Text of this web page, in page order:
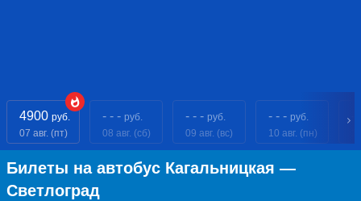
4900 руб.
07 авг. (пт)
- - - руб.
08 авг. (сб)
- - - руб.
09 авг. (вс)
- - - руб.
10 авг. (пн)
Билеты на автобус Кагальницкая —
Светлоград